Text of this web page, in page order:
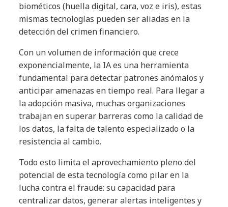
biométicos (huella digital, cara, voz e iris), estas
mismas tecnologías pueden ser aliadas en la
detección del crimen financiero.
Con un volumen de información que crece
exponencialmente, la IA es una herramienta
fundamental para detectar patrones anómalos y
anticipar amenazas en tiempo real. Para llegar a
la adopción masiva, muchas organizaciones
trabajan en superar barreras como la calidad de
los datos, la falta de talento especializado o la
resistencia al cambio.
Todo esto limita el aprovechamiento pleno del
potencial de esta tecnología como pilar en la
lucha contra el fraude: su capacidad para
centralizar datos, generar alertas inteligentes y